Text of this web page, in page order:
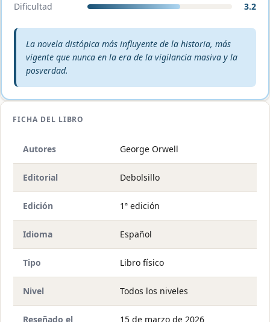
Dificultad
3.2
Veredicto editorial:
La novela distópica más influyente de la historia, más
vigente que nunca en la era de la vigilancia masiva y la
posverdad.
FICHA DEL LIBRO
Autores George Orwell
Editorial Debolsillo
Edición 1ª edición
Idioma Español
Tipo Libro físico
Nivel Todos los niveles
Reseñado el 15 de marzo de 2026